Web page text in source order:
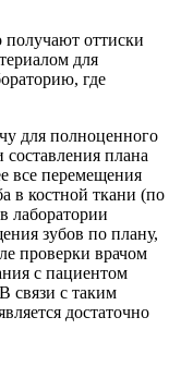
оттиски
для
где
для полноценного
плана
все перемещения
в костной ткани (по
лаборатории
зубов по плану,
проверки врачом
с пациентом
связи с таким
достаточно